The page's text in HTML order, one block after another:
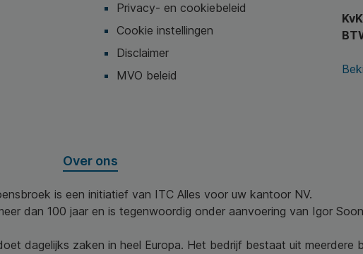
Privacy- en cookiebeleid
Cookie instellingen
Disclaimer
MVO beleid
Over ons
is een initiatief van ITC Alles voor uw kantoor NV.
dan 100 jaar en is tegenwoordig onder aanvoering van Igor
dagelijks zaken in heel Europa. Het bedrijf bestaat uit meerdere